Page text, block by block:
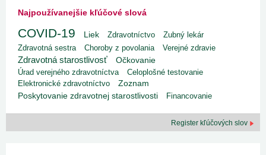
Najpoužívanejšie kľúčové slová
COVID-19 Liek Zdravotníctvo
Zubný lekár
Zdravotná sestra
Choroby z povolania Verejné zdravie
Zdravotná starostlivosť
Očkovanie
Úrad verejného zdravotníctva
Celoplošné testovanie
Elektronické zdravotníctvo
Zoznam
Poskytovanie zdravotnej starostlivosti Financovanie
Register kľúčových slov